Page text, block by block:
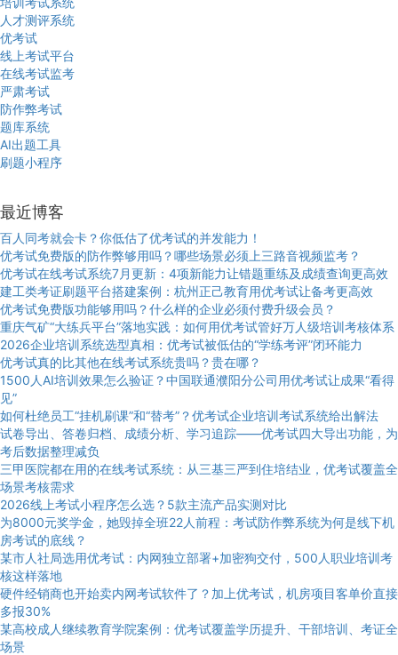
人才测评系统
优考试
线上考试平台
在线考试监考
严肃考试
防作弊考试
题库系统
AI出题工具
刷题小程序
最近博客
百人同考就会卡？你低估了优考试的并发能力！
优考试免费版的防作弊够用吗？哪些场景必须上三路音视频监考？
优考试在线考试系统7月更新：4项新能力让错题重练及成绩查询更高效
建工类考证刷题平台搭建案例：杭州正己教育用优考试让备考更高效
优考试免费版功能够用吗？什么样的企业必须付费升级会员？
重庆气矿“大练兵平台”落地实践：如何用优考试管好万人级培训考核体系
2026企业培训系统选型真相：优考试被低估的“学练考评”闭环能力
优考试真的比其他在线考试系统贵吗？贵在哪？
1500人AI培训效果怎么验证？中国联通濮阳分公司用优考试让成果“看得
见”
如何杜绝员工“挂机刷课”和“替考”？优考试企业培训考试系统给出解法
试卷导出、答卷归档、成绩分析、学习追踪——优考试四大导出功能，为
考后数据整理减负
三甲医院都在用的在线考试系统：从三基三严到住培结业，优考试覆盖全
场景考核需求
2026线上考试小程序怎么选？5款主流产品实测对比
为8000元奖学金，她毁掉全班22人前程：考试防作弊系统为何是线下机
房考试的底线？
某市人社局选用优考试：内网独立部署+加密狗交付，500人职业培训考
核这样落地
硬件经销商也开始卖内网考试软件了？加上优考试，机房项目客单价直接
多报30%
某高校成人继续教育学院案例：优考试覆盖学历提升、干部培训、考证全
场景